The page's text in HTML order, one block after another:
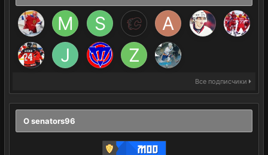
Все подписчики
О senators96